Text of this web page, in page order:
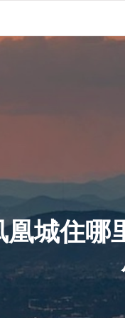
凰城住哪